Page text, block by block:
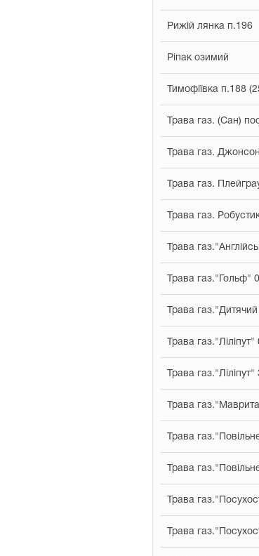
Рижій лянка п.196
Ріпак озимий
Тимофіївка п.188
Трава газ. (Cан)
Трава газ.
Трава газ.
Трава газ.
Трава
Трава газ."Гольф"
Трава
Трава газ."Ліліпут"
Трава газ."Ліліпут"
Трава
Трава
Трава
Трава
Трава